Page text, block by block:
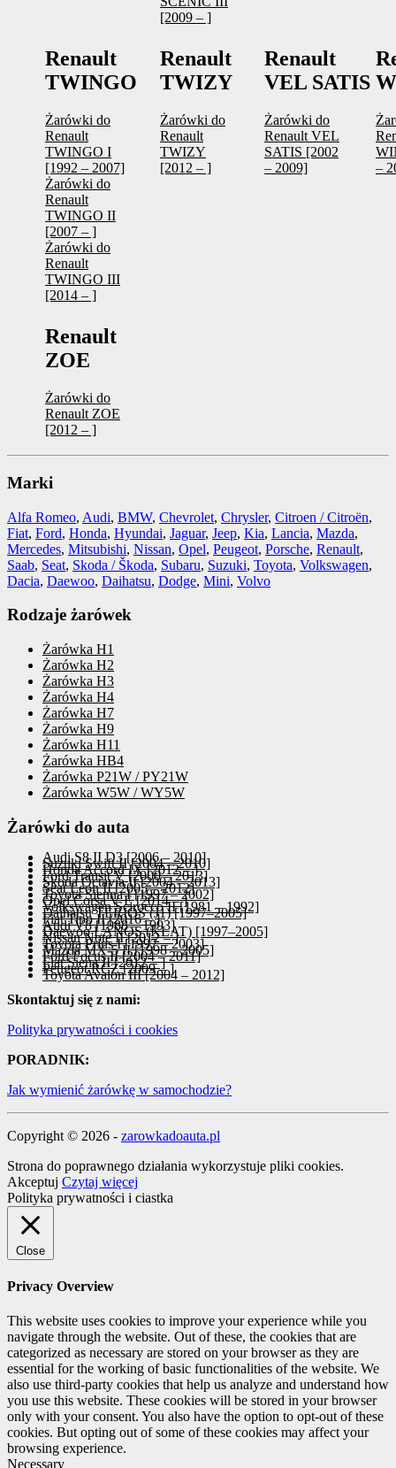
[2009 – ]
Renault
TWINGO
Żarówki do
Renault
TWINGO I
[1992 – 2007]
Żarówki do
Renault
TWINGO II
[2007 – ]
Żarówki do
Renault
TWINGO III
[2014 – ]
Renault
TWIZY
Żarówki do
Renault
TWIZY
[2012 – ]
Renault
VEL SATIS
Żarówki do
Renault VEL
SATIS [2002
– 2009]
–
Renault
ZOE
Żarówki do
Renault ZOE
[2012 – ]
Marki
Alfa Romeo, Audi, BMW, Chevrolet, Chrysler, Citroen / Citroën,
Fiat, Ford, Honda, Hyundai, Jaguar, Jeep, Kia, Lancia, Mazda,
Mercedes, Mitsubishi, Nissan, Opel, Peugeot, Porsche, Renault,
Saab, Seat, Skoda / Škoda, Subaru, Suzuki, Toyota, Volkswagen,
Dacia, Daewoo, Daihatsu, Dodge, Mini, Volvo
Rodzaje żarówek
Żarówka H1
Żarówka H2
Żarówka H3
Żarówka H4
Żarówka H7
Żarówka H9
Żarówka H11
Żarówka HB4
Żarówka P21W / PY21W
Żarówka W5W / WY5W
Żarówki do auta
Audi S8 II D3 [2006 – 2010]
Suzuki Swift II [2004 – 2010]
Honda Accord IX [2012 – ]
Ford Transit V [2000 – 2013]
Skoda Octavia II [2004 – 2013]
Seat Leon II [2005 – 2012]
Toyota Sienna I [1997 – 2002]
Opel Corsa V E [2014 – ]
Volkswagen Scirocco II [1981 – 1992]
Daihatsu TERIOS (J1) [1997–2005]
Fiat Tipo II [2016 – ]
Audi V8 [1988 – 1993]
Daewoo LANOS (KLAT) [1997–2005]
Nissan Note II [2012 – ]
Toyota Prius I [1997 – 2003]
Mazda MX-5 II [1998 – 2005]
Ford Focus II [2004 – 2011]
Fiat Siena II [2012 – ]
Peugeot RCZ [2009 – ]
Toyota Avalon III [2004 – 2012]
Skontaktuj się z nami:
Polityka prywatności i cookies
PORADNIK:
Jak wymienić żarówkę w samochodzie?
Copyright © 2026 - zarowkadoauta.pl
Strona do poprawnego działania wykorzystuje pliki cookies.
Akceptuj Czytaj więcej
Polityka prywatności i ciastka
Close
Privacy Overview
This website uses cookies to improve your experience while you
navigate through the website. Out of these, the cookies that are
categorized as necessary are stored on your browser as they are
essential for the working of basic functionalities of the website. We
also use third-party cookies that help us analyze and understand how
you use this website. These cookies will be stored in your browser
only with your consent. You also have the option to opt-out of these
cookies. But opting out of some of these cookies may affect your
browsing experience.
Necessary